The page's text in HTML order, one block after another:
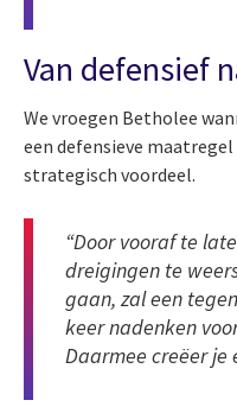
Van defensief
We vroegen Betholee
een defensieve
strategisch voordeel.
“Door vooraf te
dreigingen te
gaan, zal een
keer nadenken
Daarmee creëer je